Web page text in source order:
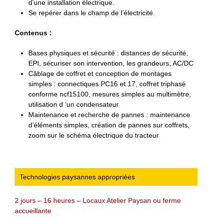
d’une installation électrique.
Se repérer dans le champ de l’électricité.
Contenus :
Bases physiques et sécurité : distances de sécurité,
EPI, sécuriser son intervention, les grandeurs, AC/DC
Câblage de coffret et conception de montages
simples : connectiques PC16 et 17, coffret triphasé
conforme ncf15100, mesures simples au multimètre,
utilisation d ‘un condensateur
Maintenance et recherche de pannes : maintenance
d’éléments simples, création de pannes sur coffrets,
zoom sur le schéma électrique du tracteur
Technologies paysannes appropriées
2 jours – 16 heures – Locaux Atelier Paysan ou ferme
accueillante